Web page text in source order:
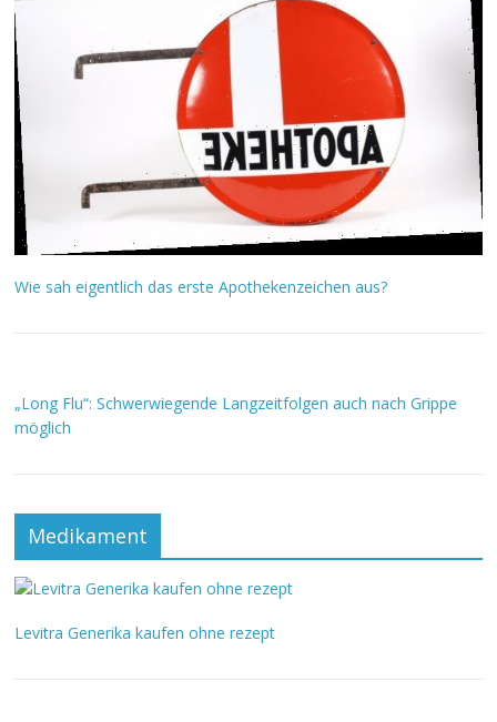
Wie sah eigentlich das erste Apothekenzeichen aus?
„Long Flu“: Schwerwiegende Langzeitfolgen auch nach Grippe
möglich
Medikament
Levitra Generika kaufen ohne rezept